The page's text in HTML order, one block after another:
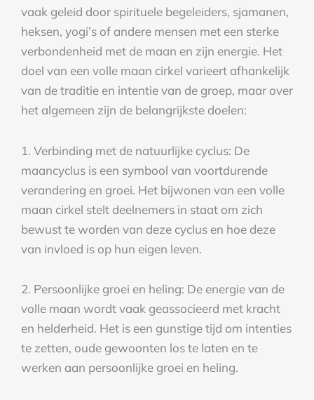
vaak geleid door spirituele begeleiders, sjamanen,
heksen, yogi’s of andere mensen met een sterke
verbondenheid met de maan en zijn energie. Het
doel van een volle maan cirkel varieert afhankelijk
van de traditie en intentie van de groep, maar over
het algemeen zijn de belangrijkste doelen:
1. Verbinding met de natuurlijke cyclus: De
maancyclus is een symbool van voortdurende
verandering en groei. Het bijwonen van een volle
maan cirkel stelt deelnemers in staat om zich
bewust te worden van deze cyclus en hoe deze
van invloed is op hun eigen leven.
2. Persoonlijke groei en heling: De energie van de
volle maan wordt vaak geassocieerd met kracht
en helderheid. Het is een gunstige tijd om intenties
te zetten, oude gewoonten los te laten en te
werken aan persoonlijke groei en heling.